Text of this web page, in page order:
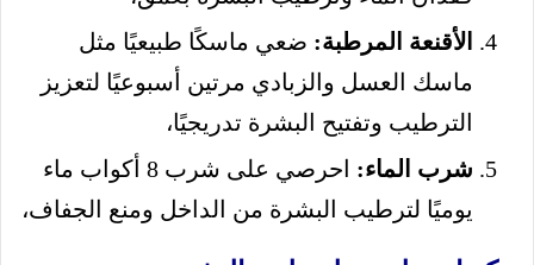
الأقنعة المرطبة: ضعي ماسكًا طبيعيًا مثل
ماسك العسل والزبادي مرتين أسبوعيًا لتعزيز
الترطيب وتفتيح البشرة تدريجيًا،
شرب الماء:
احرصي على شرب 8 أكواب ماء
يوميًا لترطيب البشرة من الداخل ومنع الجفاف،